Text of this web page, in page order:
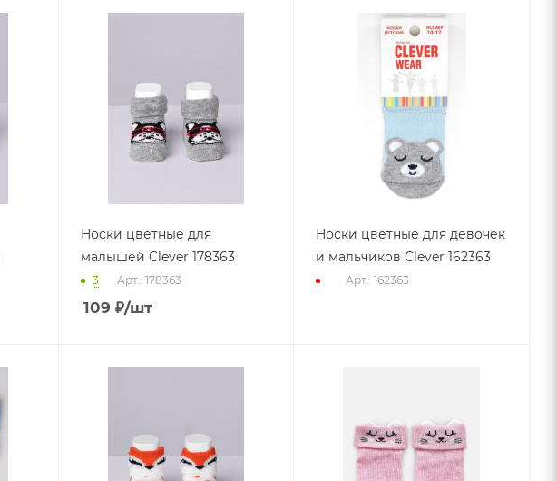
Носки цветные для
малышей Clever 178363
3 Арт.: 178363
109 ₽/шт
Носки цветные для девочек
и мальчиков Clever 162363
Арт.: 162363